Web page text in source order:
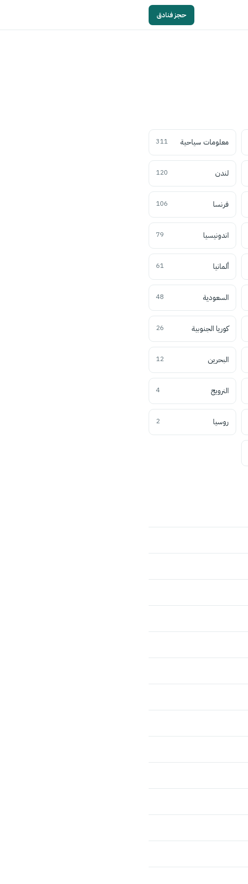
حجز فنادق
معلومات سياحية 311
لندن 120
فرنسا 106
اندونيسيا 79
ألمانيا 61
السعودية 48
كوريا الجنوبية 26
البحرين 12
النرويج 4
روسيا 2